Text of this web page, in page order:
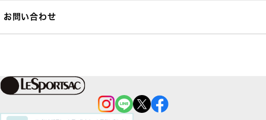
お問い合わせ